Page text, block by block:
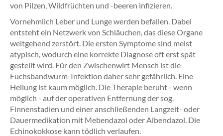
von Pilzen, Wildfrüchten und -beeren infizieren.
Vornehmlich Leber und Lunge werden befallen. Dabei
entsteht ein Netzwerk von Schläuchen, das diese Organe
weitgehend zerstört. Die ersten Symptome sind meist
atypisch, wodurch eine korrekte Diagnose oft erst spät
gestellt wird. Für den Zwischenwirt Mensch ist die
Fuchsbandwurm-Infektion daher sehr gefährlich. Eine
Heilung ist kaum möglich. Die Therapie beruht - wenn
möglich - auf der operativen Entfernung der sog.
Finnenstadien und einer anschließenden Langzeit- oder
Dauermedikation mit Mebendazol oder Albendazol. Die
Echinokokkose kann tödlich verlaufen.